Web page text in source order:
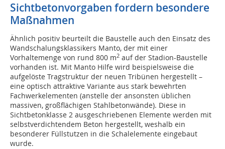
Sichtbetonvorgaben fordern besondere
Maßnahmen
Ähnlich positiv beurteilt die Baustelle auch den Einsatz des
Wandschalungsklassikers Manto, der mit einer
Vorhaltemenge von rund 800 m2 auf der Stadion-Baustelle
vorhanden ist. Mit Manto Hilfe wird beispielsweise die
aufgelöste Tragstruktur der neuen Tribünen her­gestellt –
eine optisch attraktive Variante aus stark bewehrten
Fachwerkelementen (anstelle der ansonsten üblichen
massiven, großflächigen Stahlbetonwände). Diese in
Sichtbeton­klasse 2 ausgeschriebenen Elemente werden mit
selbstverdichtendem Beton hergestellt, weshalb ein
besonderer Füllstutzen in die Schalelemente eingebaut
wurde.